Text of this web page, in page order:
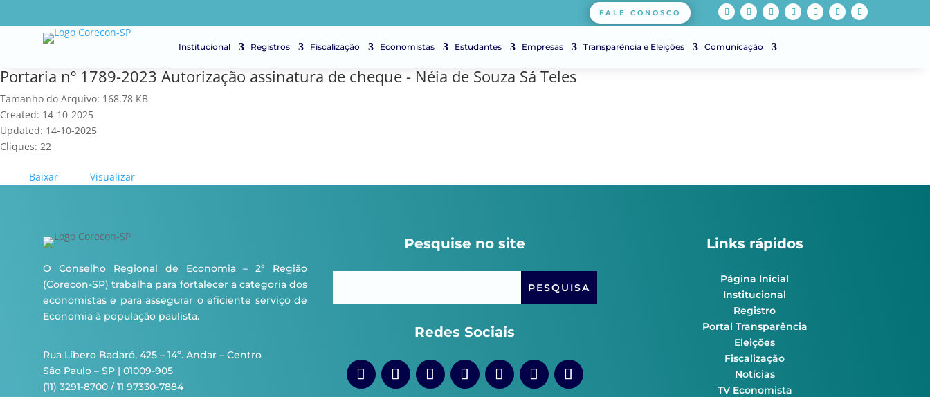
FALE CONOSCO
Institucional Registros Fiscalização Economistas Estudantes Empresas Transparência e Eleições Comunicação
Portaria nº 1789-2023 Autorização assinatura de cheque - Néia de Souza Sá Teles
Tamanho do Arquivo: 168.78 KB
Created: 14-10-2025
Updated: 14-10-2025
Cliques: 22
Baixar Visualizar
O Conselho Regional de Economia – 2ª Região
(Corecon-SP) trabalha para fortalecer a categoria dos
economistas e para assegurar o eficiente serviço de
Economia à população paulista.
Rua Líbero Badaró, 425 – 14º. Andar – Centro
São Paulo – SP | 01009-905
(11) 3291-8700 / 11 97330-7884
Pesquise no site
Redes Sociais
Links rápidos
Página Inicial
Institucional
Registro
Portal Transparência
Eleições
Fiscalização
Notícias
TV Economista